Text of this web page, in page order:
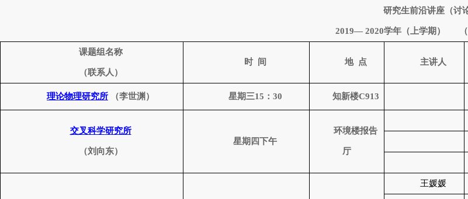
研究生前沿讲座（讨
2019— 2020学年（上学期） （
课题组名称
（联系人）
时 间 地 点 主讲人
理论物理研究所 （李世渊） 星期三15 ： 30 知新楼C913
交叉科学研究所
（刘向东）
星期四下午
环境楼报告
厅
王媛媛